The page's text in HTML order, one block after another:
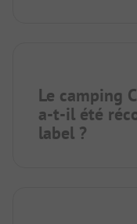
Le camping
a-t-il été
label ?